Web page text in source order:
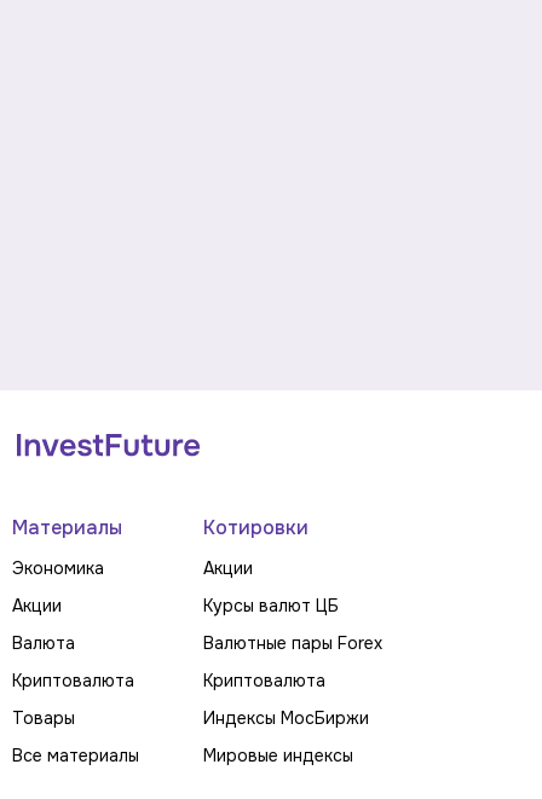
Материалы
Экономика
Акции
Валюта
Криптовалюта
Товары
Все материалы
Котировки
Акции
Курсы валют ЦБ
Валютные пары Forex
Криптовалюта
Индексы МосБиржи
Мировые индексы